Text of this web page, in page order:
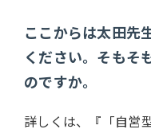
ここからは太田先
ください。そもそ
のですか。
詳しくは、『「自営